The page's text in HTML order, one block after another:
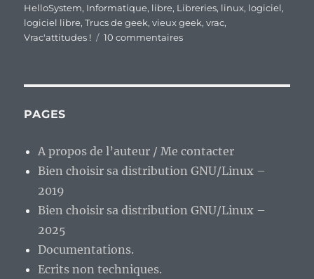
HelloSystem, Informatique, libre, Libreries, linux, logiciel,
logiciel libre,Trucs de geek,vieux geek,vrac,
Vrac'attitudes !
10 commentairessur
PAGES
A propos de l’auteur / Me contacter
Bien choisir sa distribution GNU/Linux –
2019
Bien choisir sa distribution GNU/Linux –
2025
Documentations.
Ecrits non techniques.